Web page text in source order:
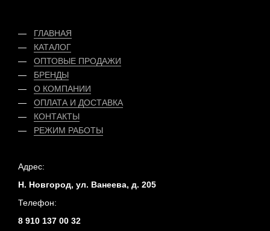
ГЛАВНАЯ
КАТАЛОГ
ОПТОВЫЕ ПРОДАЖИ
БРЕНДЫ
О КОМПАНИИ
ОПЛАТАИ ДОСТАВКА
КОНТАКТЫ
РЕЖИМ РАБОТЫ
Адрес:
Н. Новгород, ул. Ванеева, д. 205
Телефон:
8 910 137 00 32